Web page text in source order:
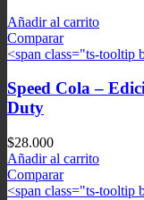
Añadir al carrito
Comparar
<span class="ts-tooltip
Speed Cola –
Duty
$28.000
Añadir al carrito
Comparar
<span class="ts-tooltip